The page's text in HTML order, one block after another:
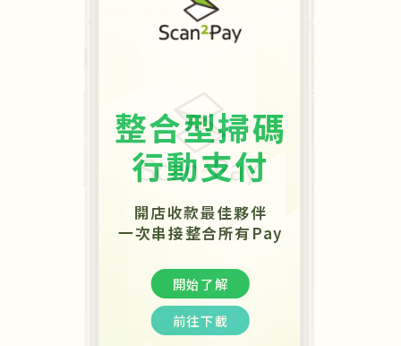
整合型掃碼
行動支付
開店收款最佳夥伴
一次串接整合所有Pay
開始了解
前往下載